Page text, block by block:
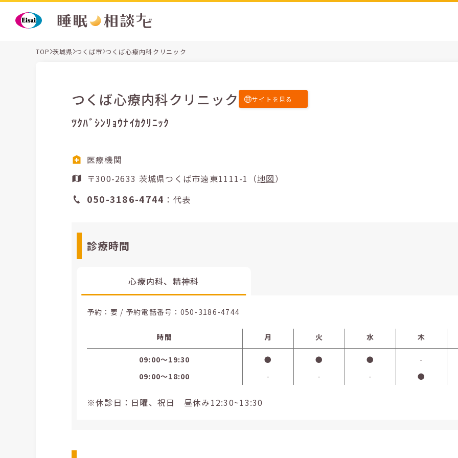
TOP 茨城県 つくば市 つくば心療内科クリニック
つくば心療内科クリニック サイトを見る
ﾂｸﾊﾞｼﾝﾘｮｳﾅｲｶｸﾘﾆｯｸ
医療機関
〒300-2633 茨城県つくば市遠東1111-1（地図）
050-3186-4744 ：代表
診療時間
心療内科、精神科
予約：要 / 予約電話番号： 050-3186-4744
時間 月 火 水 木
09:00〜19:30 ● ● ●
-
09:00〜18:00
- - - ●
※休診日：日曜、祝日 昼休み12:30~13:30